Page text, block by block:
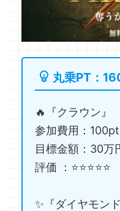
丸乗PT：
🔥『クラウン』
参加費用：100pt
目標金額：30万
評価 ：⭐️⭐️⭐️⭐️⭐️
✨『ダイヤモンド